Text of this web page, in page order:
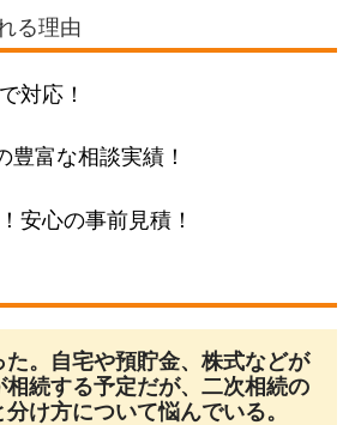
る理由
対応！
豊富な相談実績！
安心の事前見積！
た。自宅や預貯金、株式などが
相続する予定だが、二次相続の
け方について悩んでいる。